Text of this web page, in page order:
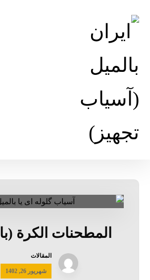
المطحنات الكرة
المقالات
شهریور 26, 1402